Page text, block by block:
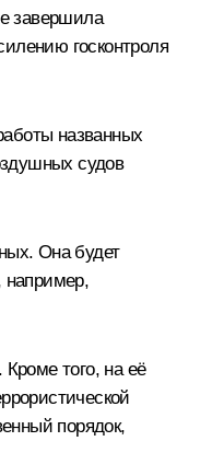
завершила
госконтроля
названных
судов
Она будет
например,
того, на её
порядок,